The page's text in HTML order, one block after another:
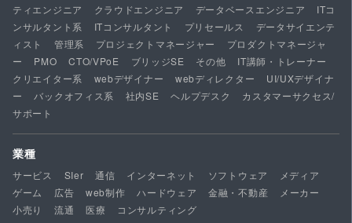
ティエンジニア
クラウドエンジニア データベースエンジニア
ITコ
ンサルタント系
ITコンサルタント プリセールス
データサイエンテ
ィスト
管理系 プロジェクトマネージャー
プロダクトマネージャ
ー
PMO CTO/VPoE ブリッジSE その他
IT講師・トレーナー
クリエイター系
webデザイナー webディレクター
UI/UXデザイナ
ー
バックオフィス系 社内SE ヘルプデスク
カスタマーサクセス/
サポート
業種
サービス SIer 通信 インターネット ソフトウェア
メディア
ゲーム
広告 web制作 ハードウェア 金融・不動産
メーカー
小売り
流通 医療 コンサルティング